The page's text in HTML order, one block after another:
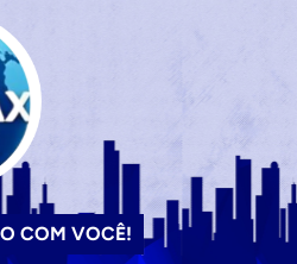
COM VOCÊ!